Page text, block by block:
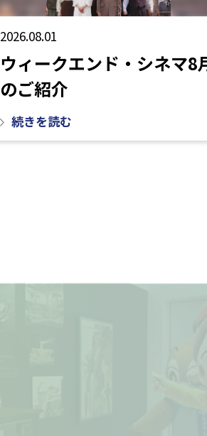
2026.08.01
ウィークエンド・シネマ8
のご紹介
続きを読む